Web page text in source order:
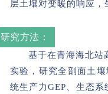
层土壤对变暖的响应，
研究方法：
基于在青海海北站
实验，研究全剖面土
统生产力GEP、生态